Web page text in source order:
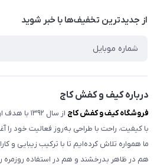
کیف زنانه
مدلهای تک سایز و حراجی
راهنمای سفارش
تماس با ما
از جدید‌ترین تخفیف‌ها با‌ خبر شوید
درباره کیف و کفش کاج
فروشگاه کیف و کفش کاج
از سال
با کیفیت، راحت با طراحی به‌روز فعالیت خود را
ما همواره تلاش کرده‌ایم تا با ترکیب زیبایی و
هم در ظاهر بدرخشند و هم در استفاده روزمره